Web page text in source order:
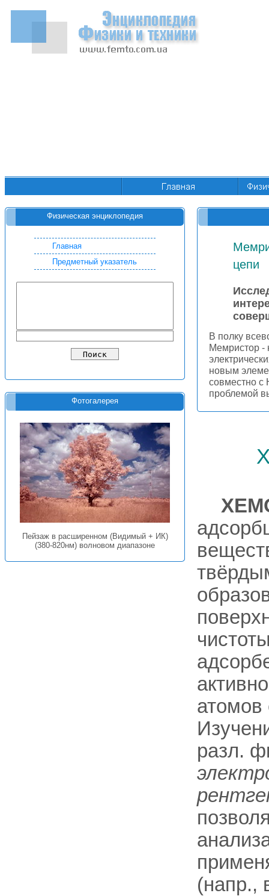
Физическая энциклопедия
Главная
Предметный указатель
Фотогалерея
Пейзаж в расширенном (Видимый + ИК)
(380-820нм) волновом диапазоне
цепи
В полку
Мемристор -
новым
совместно с
проблемой
разл.
(напр.,